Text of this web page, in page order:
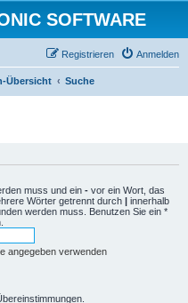
SOFTWARE
Anmelden
Registrieren
Übersicht Suche
muss und ein - vor ein Wort, das
Wörter getrennt durch | innerhalb
werden muss. Benutzen Sie ein *
angegeben verwenden